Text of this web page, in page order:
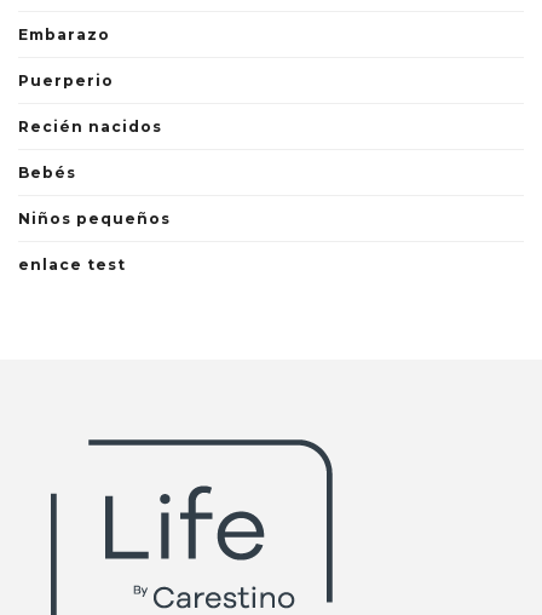
Embarazo
Puerperio
Recién nacidos
Bebés
Niños pequeños
enlace test